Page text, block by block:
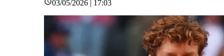
03/05/2026 | 17:03